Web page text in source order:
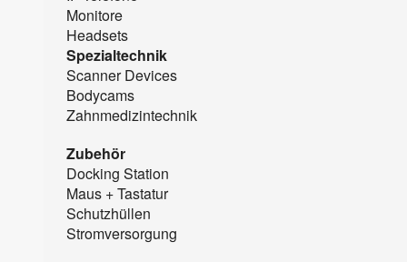
Monitore
Headsets
Spezialtechnik
Scanner Devices
Bodycams
Zahnmedizintechnik
Zubehör
Docking Station
Maus + Tastatur
Schutzhüllen
Stromversorgung